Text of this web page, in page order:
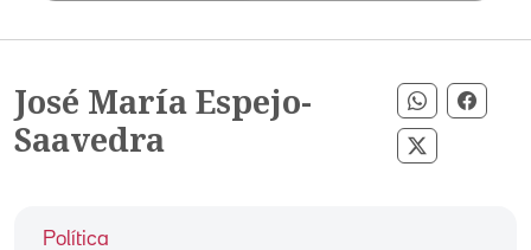
José María Espejo-
Saavedra
Compartir
Compartir
Política